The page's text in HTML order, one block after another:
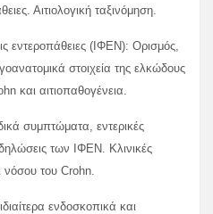
Αιτιολογική ταξινόμηση.
εντεροπάθειες (ΙΦΕΝ): Ορισμός,
στοιχεία της ελκώδους
και αιτιοπαθογένεια.
συμπτώματα, εντερικές
των ΙΦΕΝ. Κλινικές
νόσου του Crohn.
ενδοσκοπικά και